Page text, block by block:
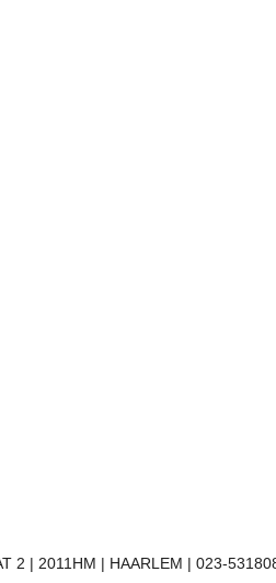
2 | 2011HM | HAARLEM | 023-